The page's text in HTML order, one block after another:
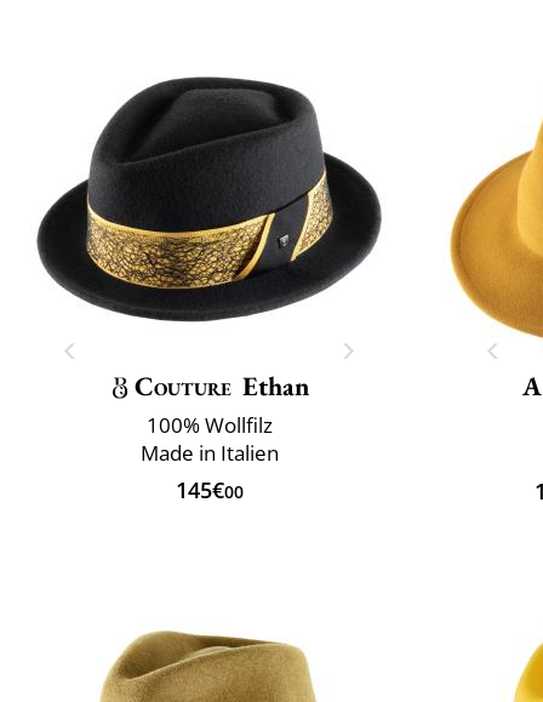
Couture Ethan
100% Wollfilz
Made in Italien
145€00